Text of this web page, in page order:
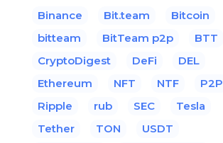
Binance Bit.team
Bitcoin
bitteam
BitTeam p2p
BTT
CryptoDigest
DeFi
DEL
Ethereum
NFT NTF
P2P
Ripple
rub SEC
Tesla
Tether
TON
USDT